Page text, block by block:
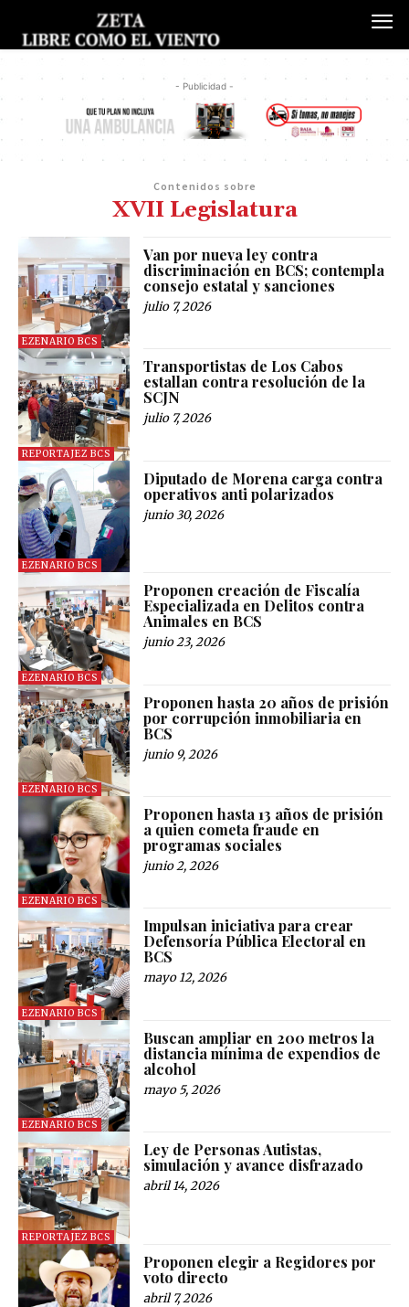
- Publicidad -
Contenidos sobre
XVII Legislatura
EZENARIO BCS
Van por nueva ley contra
discriminación en BCS; contempla
consejo estatal y sanciones
julio 7, 2026
REPORTAJEZ BCS
Transportistas de Los Cabos
estallan contra resolución de la
SCJN
julio 7, 2026
EZENARIO BCS
Diputado de Morena carga contra
operativos anti polarizados
junio 30, 2026
EZENARIO BCS
Proponen creación de Fiscalía
Especializada en Delitos contra
Animales en BCS
junio 23, 2026
EZENARIO BCS
Proponen hasta 20 años de prisión
por corrupción inmobiliaria en
BCS
junio 9, 2026
EZENARIO BCS
Proponen hasta 13 años de prisión
a quien cometa fraude en
programas sociales
junio 2, 2026
EZENARIO BCS
Impulsan iniciativa para crear
Defensoría Pública Electoral en
BCS
mayo 12, 2026
EZENARIO BCS
Buscan ampliar en 200 metros la
distancia mínima de expendios de
alcohol
mayo 5, 2026
REPORTAJEZ BCS
Ley de Personas Autistas,
simulación y avance disfrazado
abril 14, 2026
Proponen elegir a Regidores por
voto directo
abril 7, 2026